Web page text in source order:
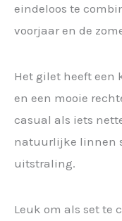
eindeloos te
voorjaar en de
Het gilet heeft een
en een mooie
casual als iets
natuurlijke linnen
uitstraling.
Leuk om als set te